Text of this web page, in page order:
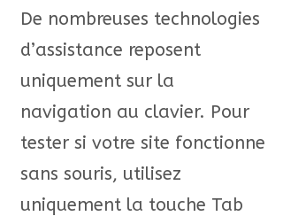
De nombreuses technologies
d’assistance reposent
uniquement sur la
navigation au clavier. Pour
tester si votre site fonctionne
sans souris, utilisez
uniquement la touche Tab